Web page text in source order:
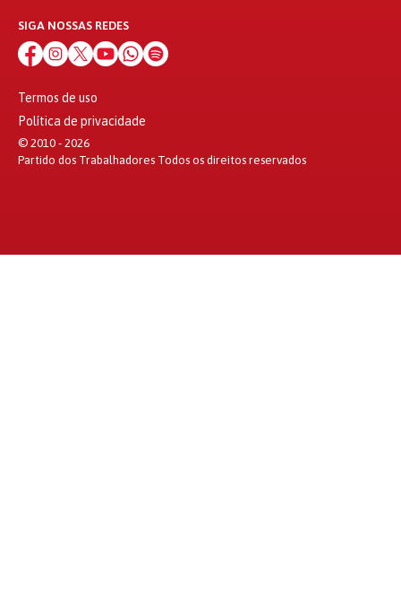
SIGA NOSSAS REDES
Termos de uso
Política de privacidade
© 2010 - 2026
Partido dos Trabalhadores Todos os direitos reservados